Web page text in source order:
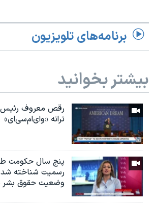
برنامه‌های تلویزیون
بیشتر بخوانید
رقص معروف
ترانه «وای‌ام‌سی‌ای»
پنج سال حکومت
رسمیت شناخته
وضعیت حقوق بشر